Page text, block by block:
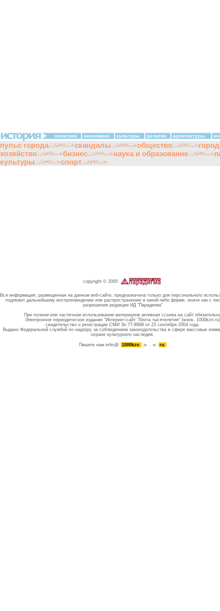
политики экономики культуры религии архитектуры
пульс города скандалы общество
хозяйство
бизнес наука и образование
культуры
спорт
copyright © 2005
Вся информация, размещенная на данном веб-сайте, предназначена только для персонального
подлежит дальнейшему воспроизведению или распространению в какой-либо форме, иначе как с
разрешения редакции ИД "Парадигма"
При полном или частичном использовании материалов активная ссылка на сайт
Электронное периодическое издание "Интернет-сайт "Лента тысячелетия" (www. 1000kzn.ru)
свидетельство о регистрации СМИ Эл 77-8898 от 23 сентября 2004 года.
Выдано Федеральной службой по надзору за соблюдением законодательства в сфере массовых
охране культурного наследия.
Пишите намinfo@ 1000kzn . ru